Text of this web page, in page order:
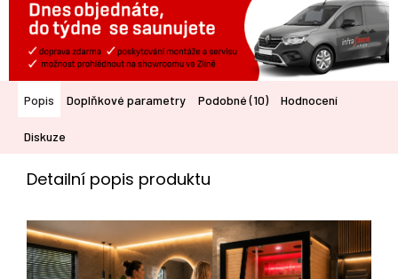
Popis Doplňkové parametry Podobné (10) Hodnocení
Diskuze
Detailní popis produktu